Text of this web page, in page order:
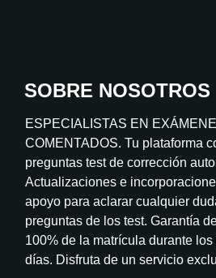
SOBRE NOSOTROS
ESPECIALISTAS EN
COMENTADOS. Tu plataforma
preguntas test de corrección
Actualizaciones e
apoyo para aclarar cualquier
preguntas de los test. Garantía
100% de la matrícula durante
días. Disfruta de un servicio